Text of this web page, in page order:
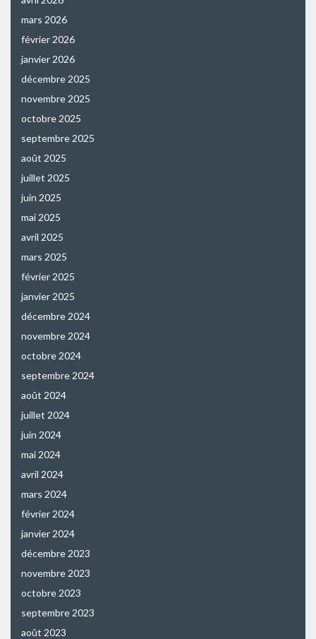
mars 2026
février 2026
janvier 2026
décembre 2025
novembre 2025
octobre 2025
septembre 2025
août 2025
juillet 2025
juin 2025
mai 2025
avril 2025
mars 2025
février 2025
janvier 2025
décembre 2024
novembre 2024
octobre 2024
septembre 2024
août 2024
juillet 2024
juin 2024
mai 2024
avril 2024
mars 2024
février 2024
janvier 2024
décembre 2023
novembre 2023
octobre 2023
septembre 2023
août 2023